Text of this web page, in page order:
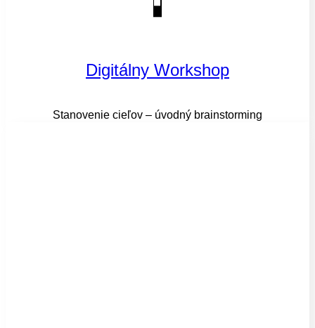
Digitálny Workshop
Stanovenie cieľov – úvodný brainstorming